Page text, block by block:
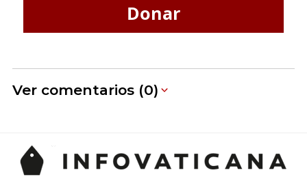
Donar
Ver comentarios (0)